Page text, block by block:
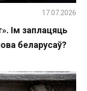
Ім заплацяць
беларусаў?
17.07.2026